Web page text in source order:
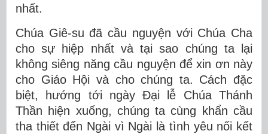
nhất.
Chúa Giê-su đã cầu nguyện với Chúa Cha
cho sự hiệp nhất và tại sao chúng ta lại
không siêng năng cầu nguyện để xin ơn này
cho Giáo Hội và cho chúng ta. Cách đặc
biệt, hướng tới ngày Đại lễ Chúa Thánh
Thần hiện xuống, chúng ta cùng khẩn cầu
tha thiết đến Ngài vì Ngài là tình yêu nối kết